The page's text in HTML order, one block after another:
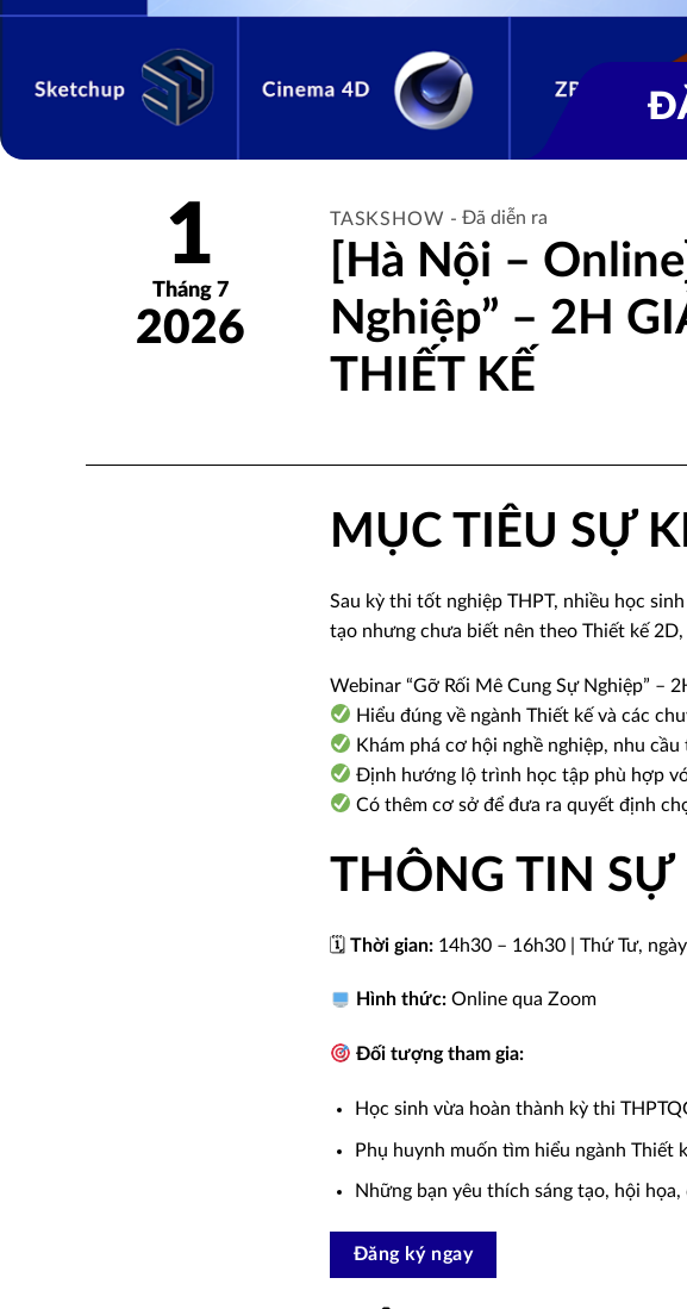
1
Tháng 7
2026
TASKSHOW - Đã diễn ra
[Hà Nội –
Nghiệp” – 2H
THIẾT KẾ
MỤC TIÊU SỰ
Sau kỳ thi tốt nghiệp THPT, nhiều học
tạo nhưng chưa biết nên theo Thiết kế
Webinar “Gỡ Rối Mê Cung Sự Nghiệp” –
Hiểu đúng về ngành Thiết kế và các
Khám phá cơ hội nghề nghiệp, nhu
Định hướng lộ trình học tập phù hợp
Có thêm cơ sở để đưa ra quyết định
THÔNG TIN SỰ
🗓 Thời gian: 14h30 – 16h30 | Thứ Tư,
Hình thức: Online qua Zoom
Đối tượng tham gia:
Học sinh vừa hoàn thành kỳ thi
Phụ huynh muốn tìm hiểu ngành Thiết
Những bạn yêu thích sáng tạo, hội
Đăng ký ngay